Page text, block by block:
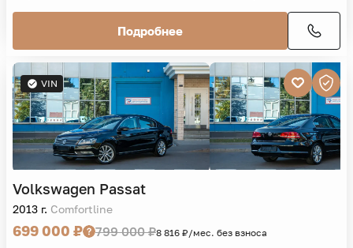
Подробнее
VIN
Volkswagen Passat
2013 г. Comfortline
699 000 ₽ 799 000 ₽8 816 ₽/мес. без взноса